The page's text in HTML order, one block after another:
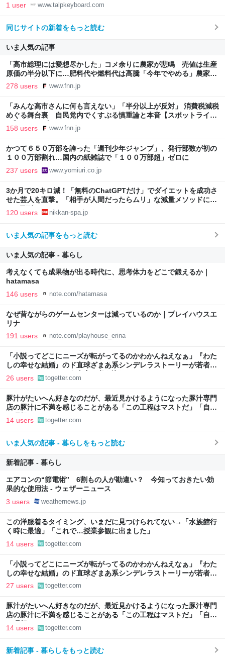
1 user www.talpkeyboard.com
同じサイトの新着をもっと読む
いま人気の記事
「高市総理には愛想尽かした」コメ余りに農家が悲鳴 売値は生産
原価の半分以下に…肥料代や燃料代は高騰「今年でやめる」農家も
｜FNNプライムオンライン
278 users www.fnn.jp
「みんな高市さんに何も言えない」「半分以上が反対」 消費税減税
めぐる舞台裏 自民党内でくすぶる慎重論と本音【スポットライ
ト】｜FNNプライムオンライン
158 users www.fnn.jp
かつて６５０万部を誇った「週刊少年ジャンプ」、発行部数が初の
１００万部割れ…国内の紙雑誌で「１００万部超」ゼロに
237 users www.yomiuri.co.jp
3か月で20キロ減！「無料のChatGPTだけ」でダイエットを成功さ
せた芸人を直撃。「相手が人間だったらムリ」な減量メソッドに驚
き | 日刊SPA!
120 users nikkan-spa.jp
いま人気の記事をもっと読む
いま人気の記事 - 暮らし
考えなくても成果物が出る時代に、思考体力をどこで鍛えるか｜
hatamasa
146 users note.com/hatamasa
なぜ昔ながらのゲームセンターは減っているのか｜プレイハウスエ
リナ
191 users note.com/playhouse_erina
「小説ってどこにニーズが転がってるのかわかんねえなぁ」『わた
しの幸せな結婚』のド直球ざまあ系シンデレラストーリーが若者に
ヒットしているという事実に考え込む
26 users togetter.com
豚汁がたいへん好きなのだが、最近見かけるようになった豚汁専門
店の豚汁に不満を感じることがある「この工程はマストだ」「自分
の理想はこれだ！」
14 users togetter.com
いま人気の記事 - 暮らしをもっと読む
新着記事 - 暮らし
エアコンの“節電術” 6割もの人が勘違い？ 今知っておきたい効
果的な使用法 - ウェザーニュース
3 users weathernews.jp
この洋服着るタイミング、いまだに見つけられてない→「水族館行
く時に最適」「これで…授業参観に出ました」
14 users togetter.com
「小説ってどこにニーズが転がってるのかわかんねえなぁ」『わた
しの幸せな結婚』のド直球ざまあ系シンデレラストーリーが若者に
ヒットしているという事実に考え込む
27 users togetter.com
豚汁がたいへん好きなのだが、最近見かけるようになった豚汁専門
店の豚汁に不満を感じることがある「この工程はマストだ」「自分
の理想はこれだ！」
14 users togetter.com
新着記事 - 暮らしをもっと読む